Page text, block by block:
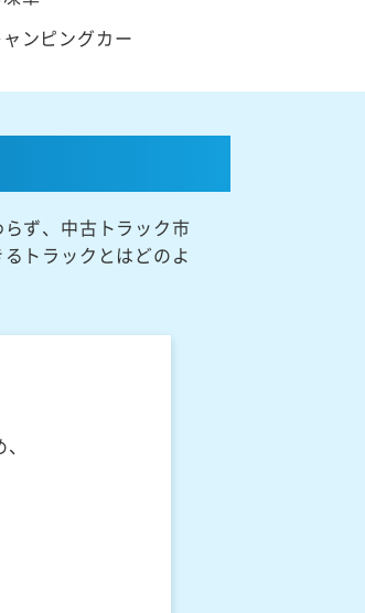
ンピングカー
ず、中古トラック市
トラックとはどのよ